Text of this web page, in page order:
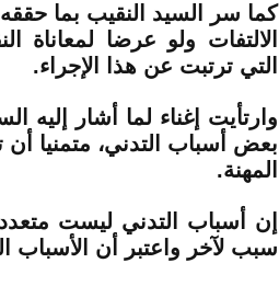
الالتفات ولو عرضا لمعاناة
التي ترتبت عن هذا الإجراء.
وارتأيت إغناء لما أشار
بعض أسباب التدني، متمنيا
المهنة.
إن أسباب التدني ليست
سبب لآخر واعتبر أن الأسباب